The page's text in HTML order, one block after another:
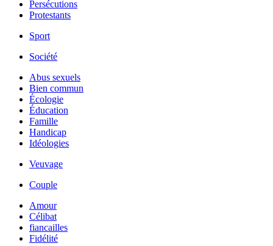
Persécutions
Protestants
Sport
Société
Abus sexuels
Bien commun
Écologie
Éducation
Famille
Handicap
Idéologies
Veuvage
Couple
Amour
Célibat
fiancailles
Fidélité